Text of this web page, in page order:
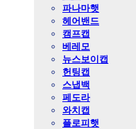
파나마햇
헤어밴드
캠프캡
베레모
뉴스보이캡
헌팅캡
스냅백
페도라
와치캡
플로피햇